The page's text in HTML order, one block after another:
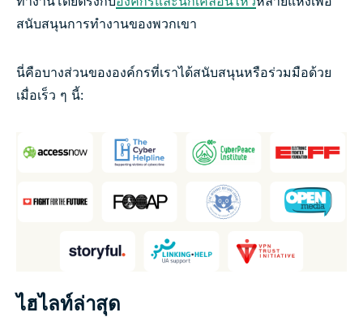
สนับสนุนการทำงานของพวกเขา
นี่คือบางส่วนขององค์กรที่เราได้สนับสนุนหรือร่วมมือด้วย
เมื่อเร็ว ๆ นี้:
ไฮไลท์ล่าสุด